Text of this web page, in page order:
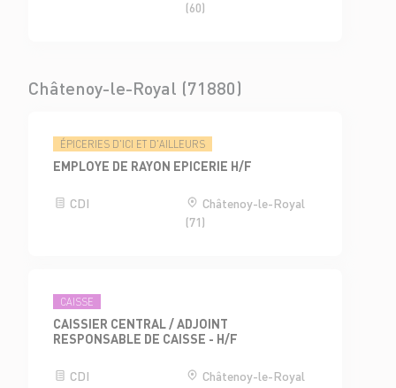
(60)
Châtenoy-le-Royal (71880)
ÉPICERIES D'ICI ET D'AILLEURS
EMPLOYE DE RAYON EPICERIE H/F
CDI
Châtenoy-le-Royal
(71)
CAISSE
CAISSIER CENTRAL / ADJOINT
RESPONSABLE DE CAISSE - H/F
CDI
Châtenoy-le-Royal